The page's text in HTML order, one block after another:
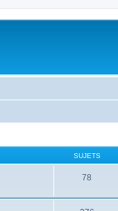
SUJETS
78